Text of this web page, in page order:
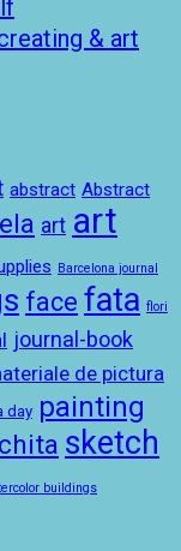
& art
abstract Abstract
art art
Barcelona journal
face fata flori
journal-book
de pictura
day painting
sketch
buildings